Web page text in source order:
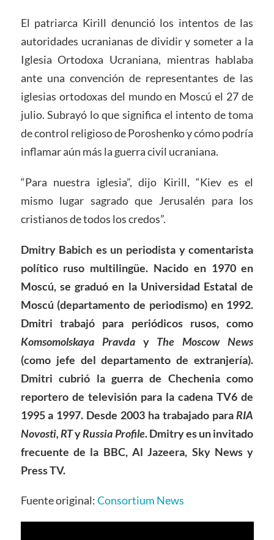
El patriarca Kirill denunció los intentos de las
autoridades ucranianas de dividir y someter a la
Iglesia Ortodoxa Ucraniana, mientras hablaba
ante una convención de representantes de las
iglesias ortodoxas del mundo en Moscú el 27 de
julio. Subrayó lo que significa el intento de toma
de control religioso de Poroshenko y cómo podría
inflamar aún más la guerra civil ucraniana.
“Para nuestra iglesia”, dijo Kirill, “Kiev es el
mismo lugar sagrado que Jerusalén para los
cristianos de todos los credos”.
Dmitry Babich es un periodista y comentarista
político ruso multilingüe. Nacido en 1970 en
Moscú, se graduó en la Universidad Estatal de
Moscú (departamento de periodismo) en 1992.
Dmitri trabajó para periódicos rusos, como
Komsomolskaya Pravda yThe Moscow News
(como jefe del departamento de extranjería).
Dmitri cubrió la guerra de Chechenia como
reportero de televisión para la cadena TV6 de
1995 a 1997. Desde 2003 ha trabajado paraRIA
Novosti, RTyRussia Profile. Dmitry es un invitado
frecuente de la BBC, Al Jazeera, Sky News y
Press TV.
Fuente original:Consortium News